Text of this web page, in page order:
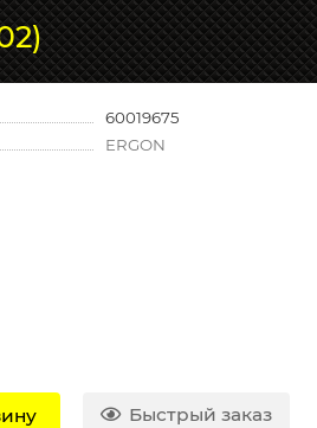
60019675
ERGON
Быстрый заказ